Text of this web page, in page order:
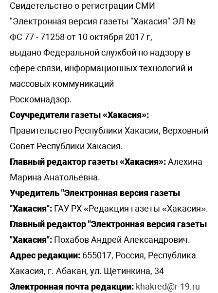
Свидетельство о регистрации СМИ
"Электронная версия газеты "Хакасия" ЭЛ №
ФС 77 - 71258 от 10 октября 2017 г,
выдано Федеральной службой по надзору в
сфере связи, информационных технологий и
массовых коммуникаций
Роскомнадзор.
Соучредители газеты «Хакасия»:
Правительство Республики Хакасии, Верховный
Совет Республики Хакасия.
Главный редактор газеты «Хакасия»:Алехина
Марина Анатольевна.
Учредитель "Электронная версия газеты
"Хакасия": ГАУ РХ «Редакция газеты «Хакасия».
Главный редактор "Электронная версия газеты
"Хакасия": Похабов Андрей Александрович.
Адрес редакции: 655017, Россия, Республика
Хакасия, г. Абакан, ул. Щетинкина, 34
Электронная почта редакции: khakred@r-19.ru